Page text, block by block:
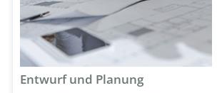
Entwurf und Planung